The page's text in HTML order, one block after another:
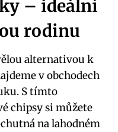
– ideální
rodinu
alternativou k
v obchodech
S tímto
chipsy si můžete
na lahodném